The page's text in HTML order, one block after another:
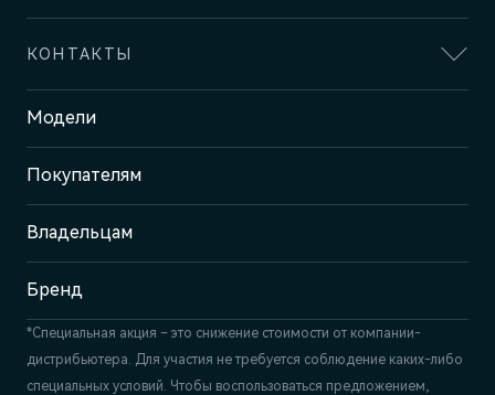
КОНТАКТЫ
Адрес
Казань, пр-т Победы, 93к1
Отдел продаж
+7 (843) 210-39-45
Сервис
+7 (843) 558-22-74
Модели
Покупателям
Владельцам
Бренд
*Специальная акция – это снижение стоимости от компании-
дистрибьютера. Для участия не требуется соблюдение каких-либо
специальных условий. Чтобы воспользоваться предложением,